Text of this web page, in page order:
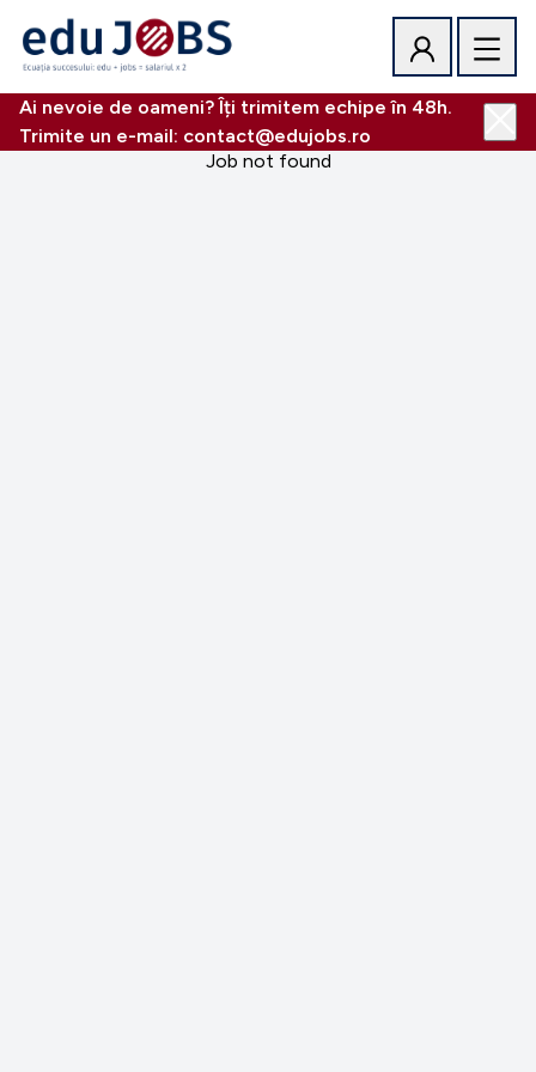
Ai nevoie de oameni? Îți trimitem echipe în 48h.
Trimite un e-mail: contact@edujobs.ro
Job not found